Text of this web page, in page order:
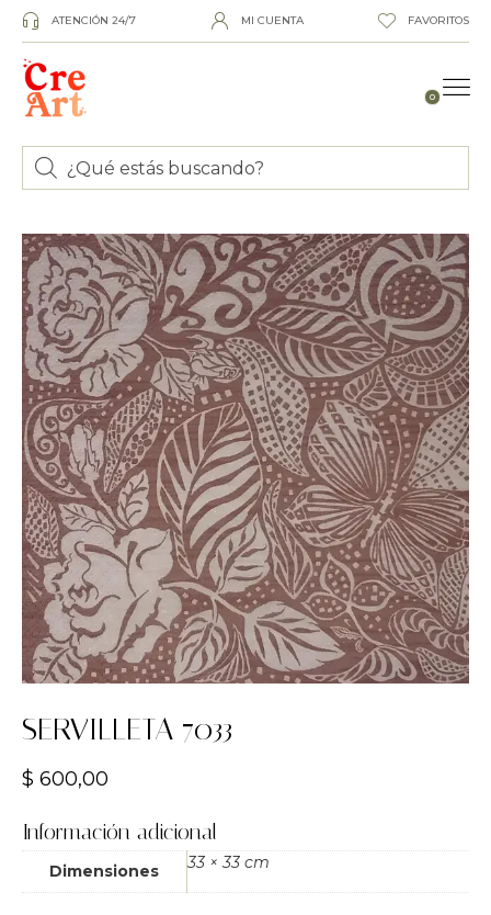
ATENCIÓN 24/7 MI CUENTA FAVORITOS
0
SERVILLETA 7033
$ 600,00
Información adicional
Dimensiones 33 × 33 cm